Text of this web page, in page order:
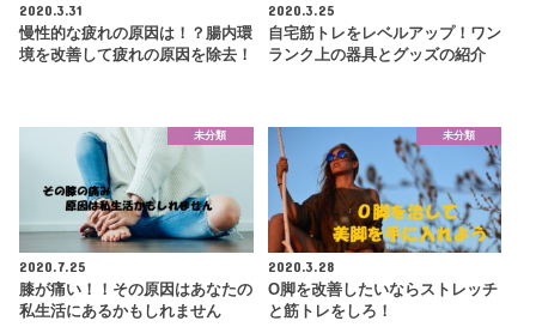
2020.3.31
慢性的な疲れの原因は！？腸内環
境を改善して疲れの原因を除去！
2020.3.25
自宅筋トレをレベルアップ！ワン
ランク上の器具とグッズの紹介
未分類
2020.7.25
膝が痛い！！その原因はあなたの
私生活にあるかもしれません
未分類
2020.3.28
O脚を改善したいならストレッチ
と筋トレをしろ！